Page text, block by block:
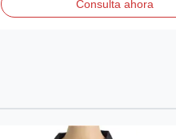
Consulta ahora